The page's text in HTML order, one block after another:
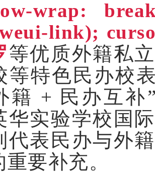
wrap:
link);
等优质外籍私
等特色民办校
籍 + 民办互补
华实验学校国
代表民办与外
要补充。